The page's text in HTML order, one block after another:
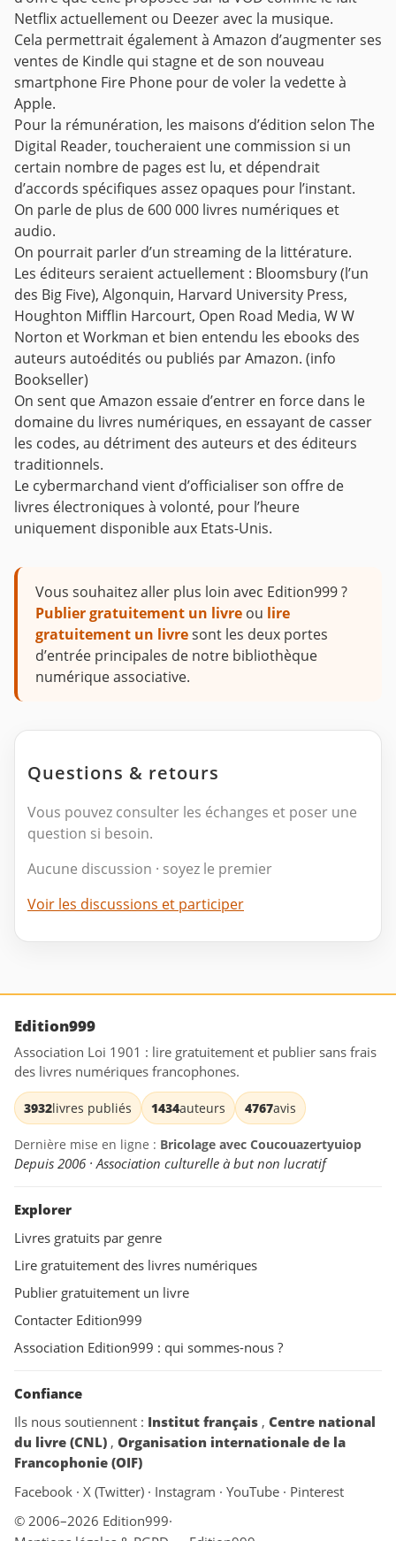
Netflix actuellement ou Deezer avec la musique.
Cela permettrait également à Amazon d’augmenter ses
ventes de Kindle qui stagne et de son nouveau
smartphone Fire Phone pour de voler la vedette à
Apple.
Pour la rémunération, les maisons d’édition selon The
Digital Reader, toucheraient une commission si un
certain nombre de pages est lu, et dépendrait
d’accords spécifiques assez opaques pour l’instant.
On parle de plus de 600 000 livres numériques et
audio.
On pourrait parler d’un streaming de la littérature.
Les éditeurs seraient actuellement : Bloomsbury (l’un
des Big Five), Algonquin, Harvard University Press,
Houghton Mifflin Harcourt, Open Road Media, W W
Norton et Workman et bien entendu les ebooks des
auteurs autoédités ou publiés par Amazon. (info
Bookseller)
On sent que Amazon essaie d’entrer en force dans le
domaine du livres numériques, en essayant de casser
les codes, au détriment des auteurs et des éditeurs
traditionnels.
Le cybermarchand vient d’officialiser son offre de
livres électroniques à volonté, pour l’heure
uniquement disponible aux Etats-Unis.
Vous souhaitez aller plus loin avec Edition999 ?
Publier gratuitement un livre ou lire
gratuitement un livresont les deux portes
d’entrée principales de notre bibliothèque
numérique associative.
Questions & retours
Vous pouvez consulter les échanges et poser une
question si besoin.
Aucune discussion · soyez le premier
Voir les discussions et participer
Edition999
Association Loi 1901 : lire gratuitement et publier sans frais
des livres numériques francophones.
3932livres publiés 1434auteurs 4767avis
Dernière mise en ligne : Bricolage avec Coucouazertyuiop
Depuis 2006 · Association culturelle à but non lucratif
Explorer
Livres gratuits par genre
Lire gratuitement des livres numériques
Publier gratuitement un livre
Contacter Edition999
Association Edition999 : qui sommes-nous ?
Confiance
Ils nous soutiennent : Institut français , Centre national
du livre (CNL) , Organisation internationale de la
Francophonie (OIF)
Facebook · X (Twitter) · Instagram · YouTube · Pinterest
© 2006–2026 Edition999·